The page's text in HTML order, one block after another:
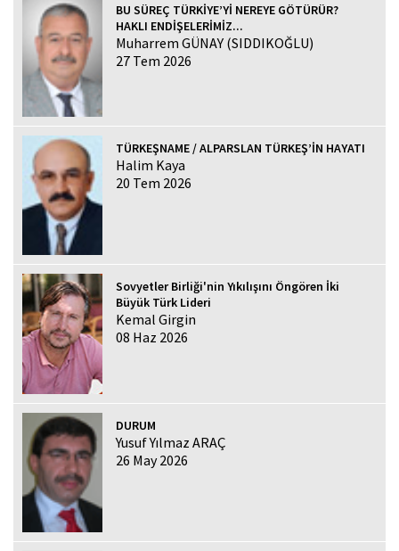
BU SÜREÇ TÜRKİYE’Yİ NEREYE GÖTÜRÜR?
HAKLI ENDİŞELERİMİZ...
Muharrem GÜNAY (SIDDIKOĞLU)
27 Tem 2026
TÜRKEŞNAME / ALPARSLAN TÜRKEŞ’İN HAYATI
Halim Kaya
20 Tem 2026
Sovyetler Birliği'nin Yıkılışını Öngören İki
Büyük Türk Lideri
Kemal Girgin
08 Haz 2026
DURUM
Yusuf Yılmaz ARAÇ
26 May 2026